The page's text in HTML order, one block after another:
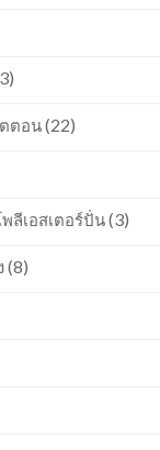
ตอน(22)
ลีเอสเตอร์ปั่น(3)
(8)